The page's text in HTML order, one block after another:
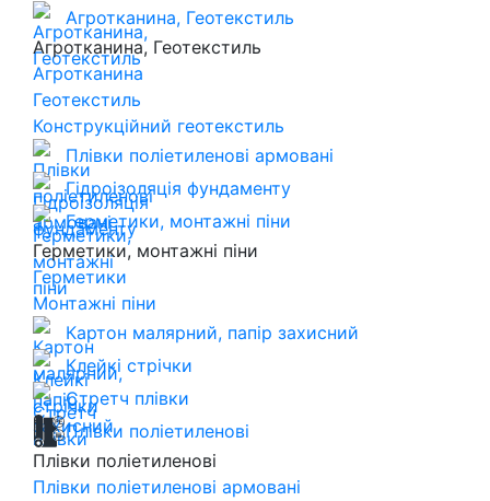
Агротканина, Геотекстиль
Агротканина, Геотекстиль
Агротканина
Геотекстиль
Конструкційний геотекстиль
Плівки поліетиленові армовані
Гідроізоляція фундаменту
Герметики, монтажні піни
Герметики, монтажні піни
Герметики
Монтажні піни
Картон малярний, папір захисний
Клейкі стрічки
Стретч плівки
Плівки поліетиленові
Плівки поліетиленові
Плівки поліетиленові армовані